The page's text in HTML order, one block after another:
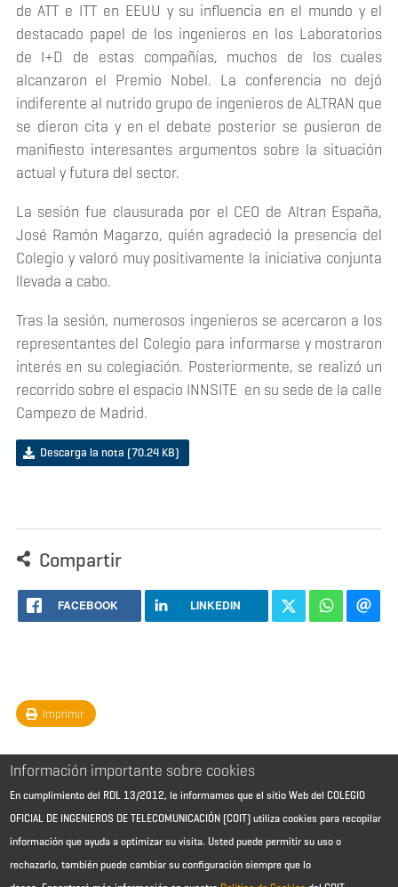
de ATT e ITT en EEUU y su influencia en el mundo y el
destacado papel de los ingenieros en los Laboratorios
de I+D de estas compañías, muchos de los cuales
alcanzaron el Premio Nobel. La conferencia no dejó
indiferente al nutrido grupo de ingenieros de ALTRAN que
se dieron cita y en el debate posterior se pusieron de
manifiesto interesantes argumentos sobre la situación
actual y futura del sector.
La sesión fue clausurada por el CEO de Altran España,
José Ramón Magarzo, quién agradeció la presencia del
Colegio y valoró muy positivamente la iniciativa conjunta
llevada a cabo.
Tras la sesión, numerosos ingenieros se acercaron a los
representantes del Colegio para informarse y mostraron
interés en su colegiación. Posteriormente, se realizó un
recorrido sobre el espacio INNSITE en su sede de la calle
Campezo de Madrid.
Descarga la nota (70.24 KB)
Compartir
FACEBOOK LINKEDIN
Imprimir
Información importante sobre cookies
En cumplimiento del RDL 13/2012, le informamos que el sitio Web del COLEGIO
OFICIAL DE INGENIEROS DE TELECOMUNICACIÓN (COIT) utiliza cookies para recopilar
información que ayuda a optimizar su visita. Usted puede permitir su uso o
rechazarlo, también puede cambiar su configuración siempre que lo